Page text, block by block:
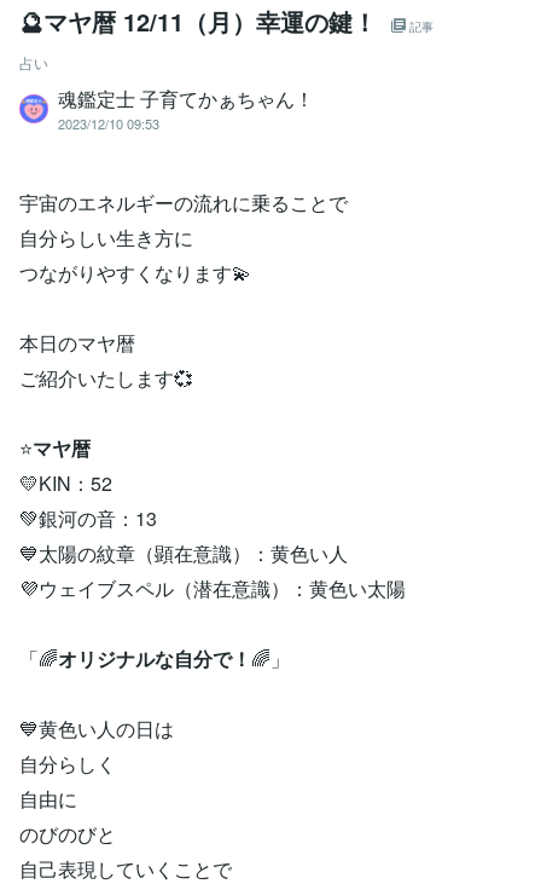
🔮マヤ暦 12/11（月）幸運の鍵！ 記事
占い
魂鑑定士 子育てかぁちゃん！
2023/12/10 09:53
宇宙のエネルギーの流れに乗ることで
自分らしい生き方に
つながりやすくなります💫
本日のマヤ暦
ご紹介いたします💞
⭐マヤ暦
💛KIN：52
💚銀河の音：13
💙太陽の紋章（顕在意識）：黄色い人
💜ウェイブスペル（潜在意識）：黄色い太陽
「🌈オリジナルな自分で！ 🌈」
💙黄色い人の日は
自分らしく
自由に
のびのびと
自己表現していくことで